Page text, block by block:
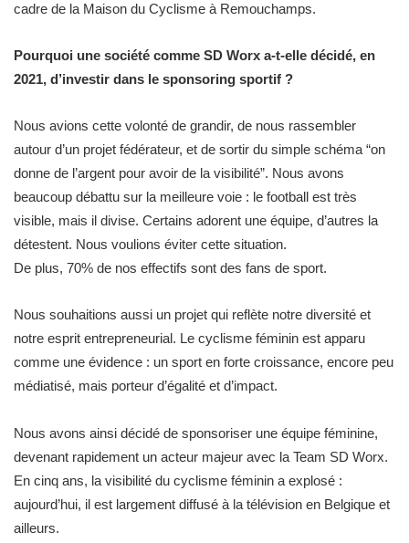
cadre de la Maison du Cyclisme à Remouchamps.
Pourquoi une société comme SD Worx a-t-elle décidé, en
2021, d’investir dans le sponsoring sportif ?
Nous avions cette volonté de grandir, de nous rassembler
autour d’un projet fédérateur, et de sortir du simple schéma “on
donne de l’argent pour avoir de la visibilité”. Nous avons
beaucoup débattu sur la meilleure voie : le football est très
visible, mais il divise. Certains adorent une équipe, d’autres la
détestent. Nous voulions éviter cette situation.
De plus, 70% de nos effectifs sont des fans de sport.
Nous souhaitions aussi un projet qui reflète notre diversité et
notre esprit entrepreneurial. Le cyclisme féminin est apparu
comme une évidence : un sport en forte croissance, encore peu
médiatisé, mais porteur d’égalité et d’impact.
Nous avons ainsi décidé de sponsoriser une équipe féminine,
devenant rapidement un acteur majeur avec la Team SD Worx.
En cinq ans, la visibilité du cyclisme féminin a explosé :
aujourd’hui, il est largement diffusé à la télévision en Belgique et
ailleurs.